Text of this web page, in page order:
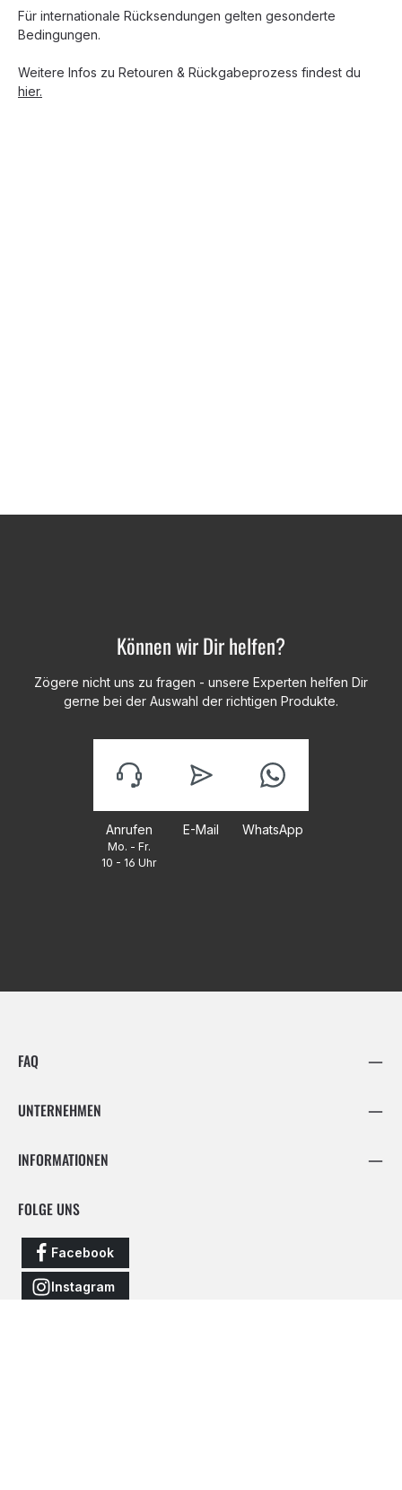
Für internationale Rücksendungen gelten gesonderte
Bedingungen.
Weitere Infos zu Retouren & Rückgabeprozess findest du
hier.
Können wir Dir helfen?
Zögere nicht uns zu fragen - unsere Experten helfen Dir
gerne bei der Auswahl der richtigen Produkte.
Anrufen
Mo. - Fr.
10 - 16 Uhr
E-Mail WhatsApp
FAQ
UNTERNEHMEN
INFORMATIONEN
FOLGE UNS
Facebook
Instagram